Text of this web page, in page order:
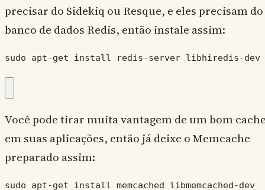
precisar do Sidekiq ou Resque, e eles precisam do
banco de dados Redis, então instale assim:
sudo apt-get install redis-server libhiredis-dev
Você pode tirar muita vantagem de um bom
em suas aplicações, então já deixe o Memcache
preparado assim:
sudo apt-get install memcached libmemcached-dev